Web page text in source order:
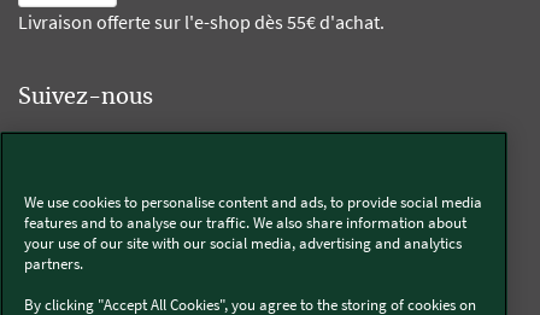
Livraison offerte sur l'e-shop dès 55€ d'achat.
Suivez-nous
Thermomix®
We use cookies to personalise content and ads, to provide social media
features and to analyse our traffic. We also share information about
your use of our site with our social media, advertising and analytics
partners.
By clicking "Accept All Cookies", you agree to the storing of cookies on